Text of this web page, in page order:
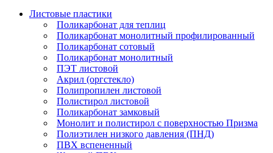
Листовые пластики
Поликарбонат для теплиц
Поликарбонат монолитный профилированный
Поликарбонат сотовый
Поликарбонат монолитный
ПЭТ листовой
Акрил (оргстекло)
Полипропилен листовой
Полистирол листовой
Поликарбонат замковый
Монолит и полистирол с поверхностью Призма
Полиэтилен низкого давления (ПНД)
ПВХ вспененный